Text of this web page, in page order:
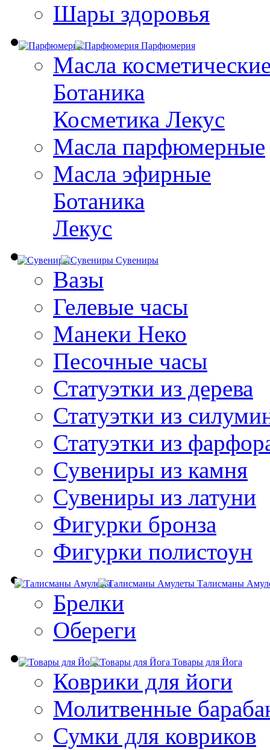
Шары здоровья
Парфюмерия
Масла
Ботаника
Косметика Лекус
Масла парфюмерные
Масла эфирные
Ботаника
Лекус
Сувениры
Вазы
Гелевые часы
Манеки Неко
Песочные часы
Статуэтки из дерева
Статуэтки из
Статуэтки из
Сувениры из камня
Сувениры из латуни
Фигурки бронза
Фигурки полистоун
Талисманы
Брелки
Обереги
Товары для Йога
Коврики для йоги
Молитвенные
Сумки для ковриков